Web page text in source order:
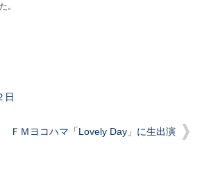
。
日
ＦＭヨコハマ「Lovely Day」に生出演